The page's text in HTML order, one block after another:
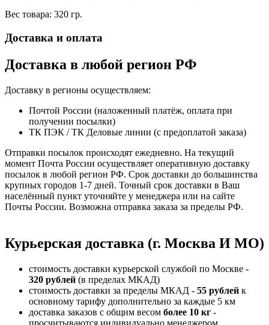
Вес товара: 320 гр.
Доставка и оплата
Доставка в любой регион РФ
Доставку в регионы осуществляем:
Почтой России (наложенный платёж, оплата при
получении посылки)
ТК ПЭК / ТК Деловые линии (с предоплатой заказа)
Отправки посылок происходят ежедневно. На текущий
момент Почта России осуществляет оперативную доставку
посылок в любой регион РФ. Срок доставки до большинства
крупных городов 1-7 дней. Точный срок доставки в Ваш
населённый пункт уточняйте у менеджера или на сайте
Почты России. Возможна отправка заказа за пределы РФ.
Курьерская доставка (г. Москва И МО)
стоимость доставки курьерской службой по Москве -
320 рублей (в пределах МКАД)
стоимость доставки за пределы МКАД - 55 рублей к
основному тарифу дополнительно за каждые 5 км
доставка заказов с общим весом более 10 кг -
просчитываются индивидуально менеджером